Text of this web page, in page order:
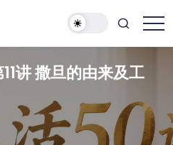
10讲 神为什么不让人
子？
11讲 撒旦的由来及工
12讲 人是怎样成为罪
10讲 神为什么不让人
子？
讲 撒旦的由来及工
人是怎样成为罪
神为什么不让人
撒旦的由来及工
人是怎样成为罪